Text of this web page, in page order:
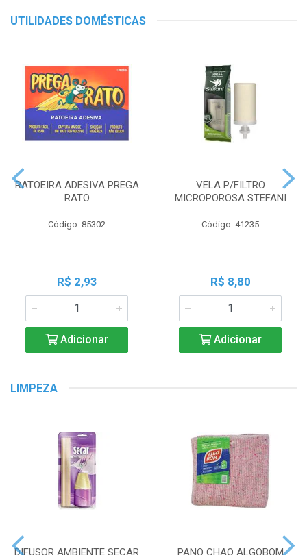
UTILIDADES DOMÉSTICAS
RATOEIRA ADESIVA PREGA
RATO
Código: 85302
R$ 2,93
Adicionar
VELA P/FILTRO
MICROPOROSA STEFANI
Código: 41235
R$ 8,80
Adicionar
LIMPEZA
DIFUSOR AMBIENTE SECAR PANO CHAO ALGOBOM